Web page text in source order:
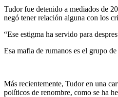
Tudor fue detenido a mediados de
negó tener relación alguna con los
“Ese estigma ha servido para
Esa mafia de rumanos es el grupo
Más recientemente, Tudor en una
políticos de renombre, como se ha